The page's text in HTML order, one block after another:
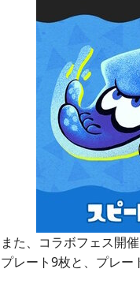
また、コラボフェス開
プレート9枚と、プレー